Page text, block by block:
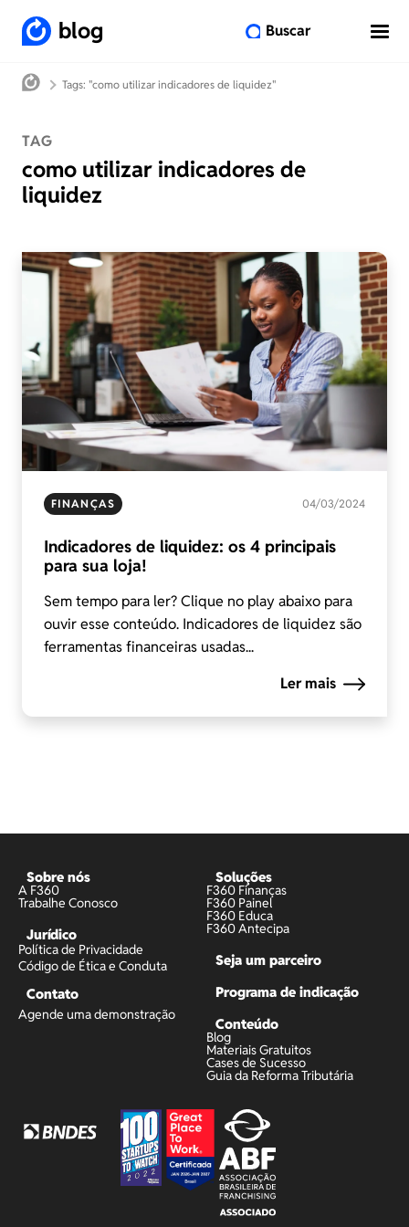
blog Buscar
Tags: "como utilizar indicadores de liquidez"
TAG
como utilizar indicadores de
liquidez
FINANÇAS 04/03/2024
Indicadores de liquidez: os 4 principais
para sua loja!
Sem tempo para ler? Clique no play abaixo para
ouvir esse conteúdo. Indicadores de liquidez são
ferramentas financeiras usadas...
Ler mais
Sobre nós
A F360
Trabalhe Conosco
Jurídico
Política de Privacidade
Código de Ética e Conduta
Contato
Agende uma demonstração
Soluções
F360 Finanças
F360 Painel
F360 Educa
F360 Antecipa
Seja um parceiro
Programa de indicação
Conteúdo
Blog
Materiais Gratuitos
Cases de Sucesso
Guia da Reforma Tributária